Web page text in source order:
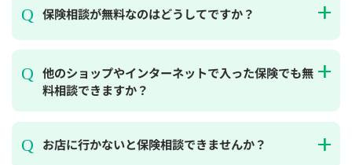
保険相談が無料なのはどうしてですか？
他のショップやインターネットで入った保険でも無
料相談できますか？
お店に行かないと保険相談できませんか？